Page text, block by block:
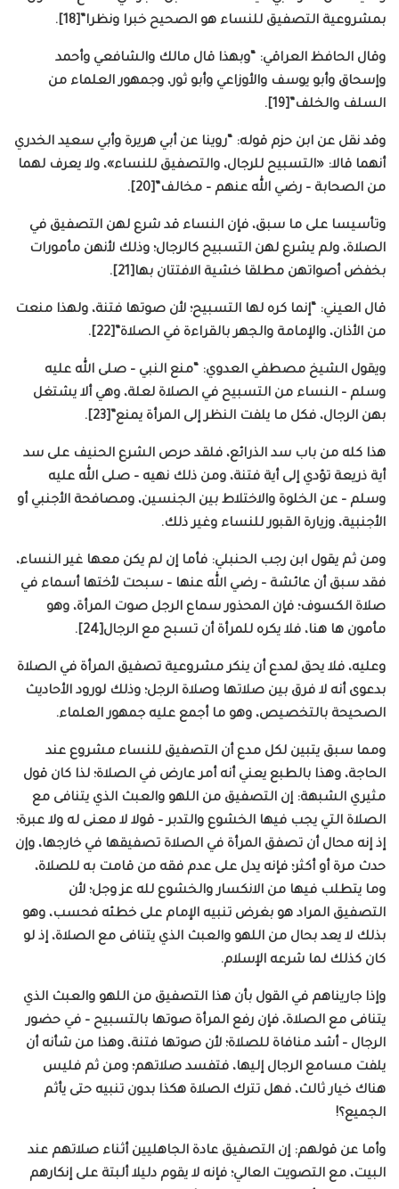
بمشروعية التصفيق للنساء هو الصحيح خبرا ونظرا”[18].
وقال الحافظ العراقي: “وبهذا قال مالك والشافعي وأحمد
وإسحاق وأبو يوسف والأوزاعي وأبو ثور، وجمهور العلماء من
السلف والخلف”[19].
وقد نقل عن ابن حزم قوله: “روينا عن أبي هريرة وأبي سعيد الخدري
أنهما قالا: «التسبيح للرجال، والتصفيق للنساء»، ولا يعرف لهما
من الصحابة – رضي الله عنهم – مخالف”[20].
وتأسيسا على ما سبق، فإن النساء قد شرع لهن التصفيق في
الصلاة، ولم يشرع لهن التسبيح كالرجال؛ وذلك لأنهن مأمورات
بخفض أصواتهن مطلقا خشية الافتتان بها[21].
قال العيني: “إنما كره لها التسبيح؛ لأن صوتها فتنة، ولهذا منعت
من الأذان، والإمامة والجهر بالقراءة في الصلاة”[22].
ويقول الشيخ مصطفي العدوي: “منع النبي – صلى الله عليه
وسلم – النساء من التسبيح في الصلاة لعلة، وهي ألا يشتغل
بهن الرجال، فكل ما يلفت النظر إلى المرأة يمنع”[23].
هذا كله من باب سد الذرائع، فلقد حرص الشرع الحنيف على سد
أية ذريعة تؤدي إلى أية فتنة، ومن ذلك نهيه – صلى الله عليه
وسلم – عن الخلوة والاختلاط بين الجنسين، ومصافحة الأجنبي أو
الأجنبية، وزيارة القبور للنساء وغير ذلك.
ومن ثم يقول ابن رجب الحنبلي: فأما إن لم يكن معها غير النساء،
فقد سبق أن عائشة – رضي الله عنها – سبحت لأختها أسماء في
صلاة الكسوف؛ فإن المحذور سماع الرجل صوت المرأة، وهو
مأمون ها هنا، فلا يكره للمرأة أن تسبح مع الرجال[24].
وعليه، فلا يحق لمدع أن ينكر مشروعية تصفيق المرأة في الصلاة
بدعوى أنه لا فرق بين صلاتها وصلاة الرجل؛ وذلك لورود الأحاديث
الصحيحة بالتخصيص، وهو ما أجمع عليه جمهور العلماء.
ومما سبق يتبين لكل مدع أن التصفيق للنساء مشروع عند
الحاجة، وهذا بالطبع يعني أنه أمر عارض في الصلاة؛ لذا كان قول
مثيري الشبهة: إن التصفيق من اللهو والعبث الذي يتنافى مع
الصلاة التي يجب فيها الخشوع والتدبر – قولا لا معنى له ولا عبرة؛
إذ إنه محال أن تصفق المرأة في الصلاة تصفيقها في خارجها، وإن
حدث مرة أو أكثر؛ فإنه يدل على عدم فقه من قامت به للصلاة،
وما يتطلب فيها من الانكسار والخشوع لله عز وجل؛ لأن
التصفيق المراد هو بغرض تنبيه الإمام على خطئه فحسب، وهو
بذلك لا يعد بحال من اللهو والعبث الذي يتنافى مع الصلاة، إذ لو
كان كذلك لما شرعه الإسلام.
وإذا جاريناهم في القول بأن هذا التصفيق من اللهو والعبث الذي
يتنافى مع الصلاة، فإن رفع المرأة صوتها بالتسبيح – في حضور
الرجال – أشد منافاة للصلاة؛ لأن صوتها فتنة، وهذا من شأنه أن
يلفت مسامع الرجال إليها، فتفسد صلاتهم؛ ومن ثم فليس
هناك خيار ثالث، فهل تترك الصلاة هكذا بدون تنبيه حتى يأثم
الجميع؟!
وأما عن قولهم: إن التصفيق عادة الجاهليين أثناء صلاتهم عند
البيت، مع التصويت العالي؛ فإنه لا يقوم دليلا ألبتة على إنكارهم